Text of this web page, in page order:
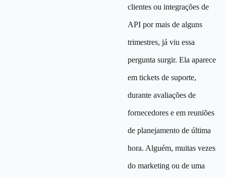
clientes ou integrações de
API por mais de alguns
trimestres, já viu essa
pergunta surgir. Ela aparece
em tickets de suporte,
durante avaliações de
fornecedores e em reuniões
de planejamento de última
hora. Alguém, muitas vezes
do marketing ou de uma